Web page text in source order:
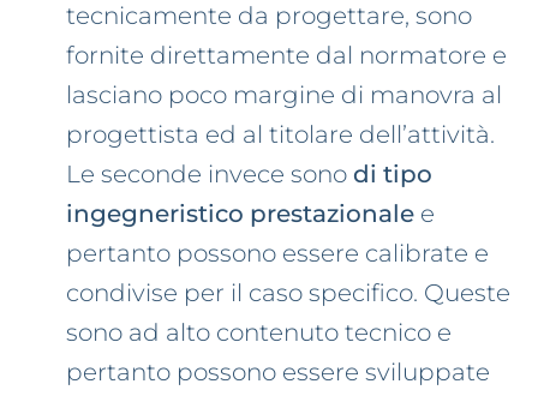
tecnicamente da progettare, sono
fornite direttamente dal normatore e
lasciano poco margine di manovra al
progettista ed al titolare dell’attività.
Le seconde invece sono di tipo
ingegneristico prestazionale e
pertanto possono essere calibrate e
condivise per il caso specifico. Queste
sono ad alto contenuto tecnico e
pertanto possono essere sviluppate